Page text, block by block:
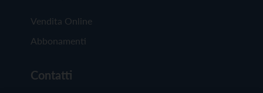
Vendita Online
Abbonamenti
Contatti